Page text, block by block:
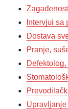
Intervjui sa
Dostava
Pranje,
Upravljanje